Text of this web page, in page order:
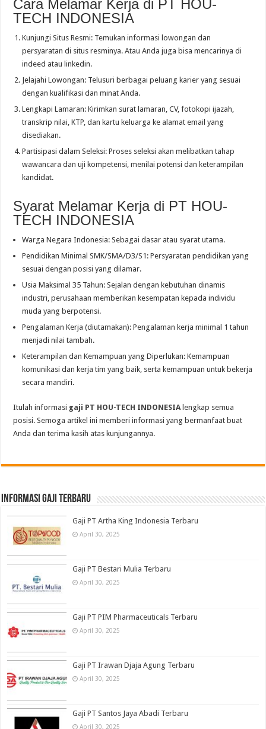
Cara Melamar Kerja di PT HOU-
TECH INDONESIA
Kunjungi Situs Resmi: Temukan informasi lowongan dan
persyaratan di situs resminya. Atau Anda juga bisa mencarinya di
indeed atau linkedin.
Jelajahi Lowongan: Telusuri berbagai peluang karier yang sesuai
dengan kualifikasi dan minat Anda.
Lengkapi Lamaran: Kirimkan surat lamaran, CV, fotokopi ijazah,
transkrip nilai, KTP, dan kartu keluarga ke alamat email yang
disediakan.
Partisipasi dalam Seleksi: Proses seleksi akan melibatkan tahap
wawancara dan uji kompetensi, menilai potensi dan keterampilan
kandidat.
Syarat Melamar Kerja di PT HOU-
TECH INDONESIA
Warga Negara Indonesia: Sebagai dasar atau syarat utama.
Pendidikan Minimal SMK/SMA/D3/S1: Persyaratan pendidikan yang
sesuai dengan posisi yang dilamar.
Usia Maksimal 35 Tahun: Sejalan dengan kebutuhan dinamis
industri, perusahaan memberikan kesempatan kepada individu
muda yang berpotensi.
Pengalaman Kerja (diutamakan): Pengalaman kerja minimal 1 tahun
menjadi nilai tambah.
Keterampilan dan Kemampuan yang Diperlukan: Kemampuan
komunikasi dan kerja tim yang baik, serta kemampuan untuk bekerja
secara mandiri.
Itulah informasi gaji PT HOU-TECH INDONESIA lengkap semua
posisi. Semoga artikel ini memberi informasi yang bermanfaat buat
Anda dan terima kasih atas kunjungannya.
informasi gaji terbaru
Gaji PT Artha King Indonesia Terbaru
April 30, 2025
Gaji PT Bestari Mulia Terbaru
April 30, 2025
Gaji PT PIM Pharmaceuticals Terbaru
April 30, 2025
Gaji PT Irawan Djaja Agung Terbaru
April 30, 2025
Gaji PT Santos Jaya Abadi Terbaru
April 30, 2025